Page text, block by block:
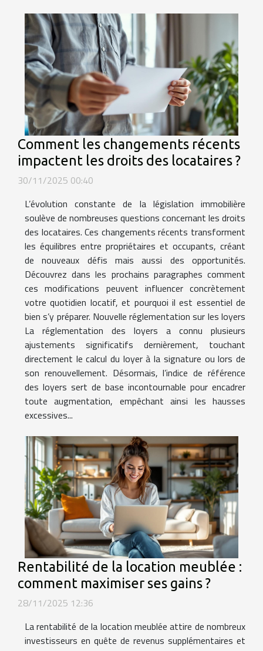
Comment les changements récents
impactent les droits des locataires ?
30/11/2025 00:40
L’évolution constante de la législation immobilière
soulève de nombreuses questions concernant les droits
des locataires. Ces changements récents transforment
les équilibres entre propriétaires et occupants, créant
de nouveaux défis mais aussi des opportunités.
Découvrez dans les prochains paragraphes comment
ces modifications peuvent influencer concrètement
votre quotidien locatif, et pourquoi il est essentiel de
bien s’y préparer. Nouvelle réglementation sur les loyers
La réglementation des loyers a connu plusieurs
ajustements significatifs dernièrement, touchant
directement le calcul du loyer à la signature ou lors de
son renouvellement. Désormais, l’indice de référence
des loyers sert de base incontournable pour encadrer
toute augmentation, empêchant ainsi les hausses
excessives...
Rentabilité de la location meublée :
comment maximiser ses gains ?
28/11/2025 12:36
La rentabilité de la location meublée attire de nombreux
investisseurs en quête de revenus supplémentaires et